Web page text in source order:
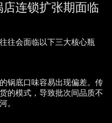
连锁扩张期面临
往会面临以下三大核心瓶
锅底口味容易出现偏差。传
的模式，导致批次间品质不
。